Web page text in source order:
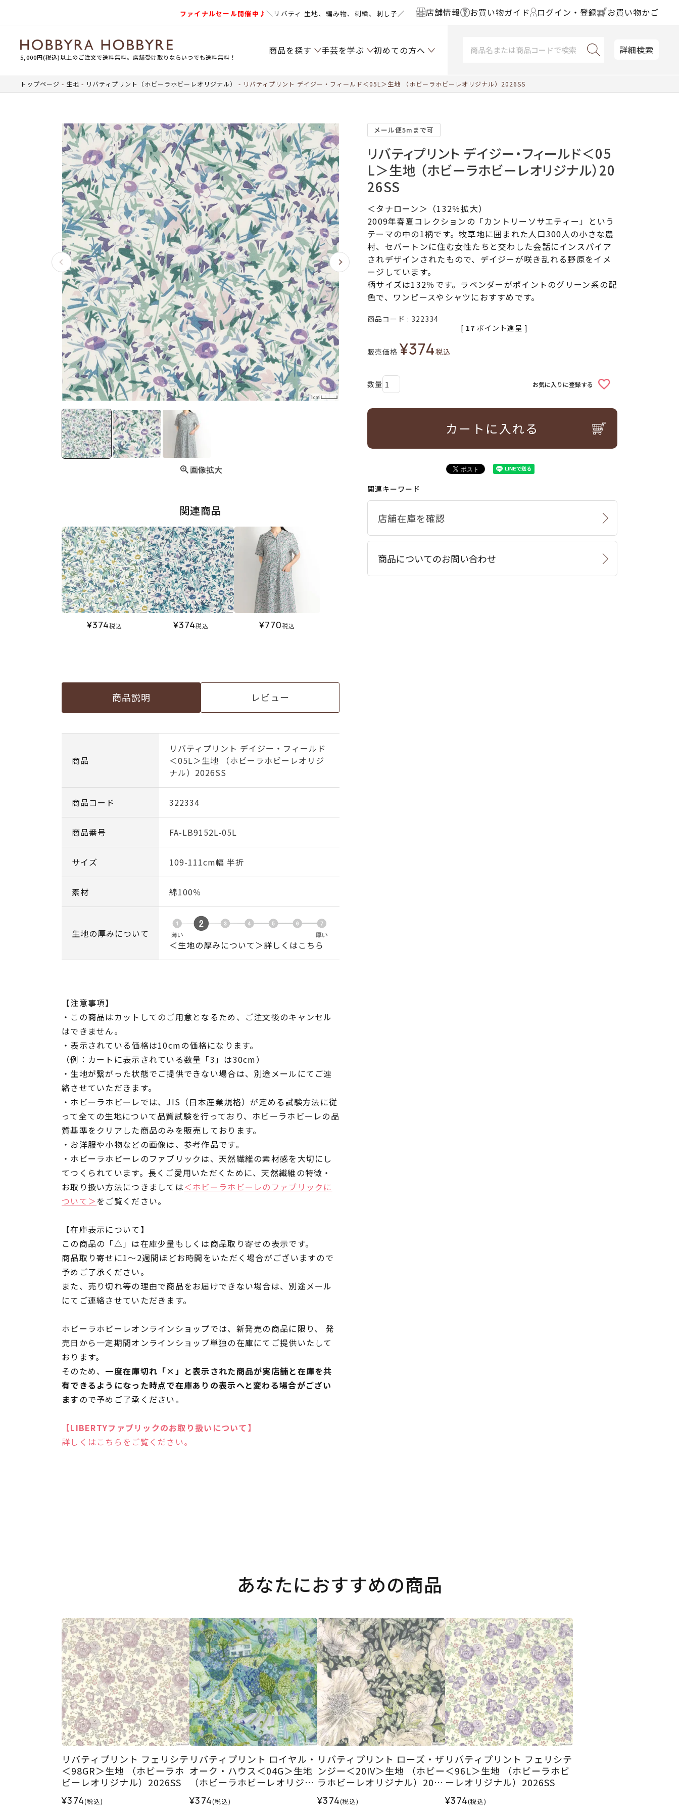
ファイナルセール開催中♪＼リバティ 生地、編み物、刺繍、刺し子／ 店舗情報 お買い物ガイド ログイン・登録 お買い物かご
5,000円(税込)以上のご注文で送料無料。店舗受け取りならいつでも送料無料！
商品を探す 手芸を学ぶ 初めての方へ 詳細検索
トップページ 生地 リバティプリント（ホビーラホビーレオリジナル） リバティプリント デイジー・フィールド＜05L＞生地 （ホビーラホビーレオリジナル）2026SS
画像拡大
関連商品
¥374税込 ¥374税込 ¥770税込
商品説明 レビュー
商品
リバティプリント デイジー・フィールド
＜05L＞生地 （ホビーラホビーレオリジ
ナル）2026SS
商品コード 322334
商品番号 FA-LB9152L-05L
サイズ 109-111cm幅 半折
素材 綿100％
生地の厚みについて
＜生地の厚みについて＞詳しくはこちら
【注意事項】
・この商品はカットしてのご用意となるため、ご注文後のキャンセル
はできません。
・表示されている価格は10cmの価格になります。
（例：カートに表示されている数量「3」は30cm）
・生地が繋がった状態でご提供できない場合は、別途メールにてご連
絡させていただきます。
・ホビーラホビーレでは、JIS（日本産業規格）が定める試験方法に従
って全ての生地について品質試験を行っており、ホビーラホビーレの品
質基準をクリアした商品のみを販売しております。
・お洋服や小物などの画像は、参考作品です。
・ホビーラホビーレのファブリックは、天然繊維の素材感を大切にし
てつくられています。長くご愛用いただくために、天然繊維の特徴・
お取り扱い方法につきましては＜ホビーラホビーレのファブリックに
ついて＞をご覧ください。
【在庫表示について】
この商品の「△」は在庫少量もしくは商品取り寄せの表示です。
商品取り寄せに1～2週間ほどお時間をいただく場合がございますので
予めご了承ください。
また、売り切れ等の理由で商品をお届けできない場合は、別途メール
にてご連絡させていただきます。
ホビーラホビーレオンラインショップでは、新発売の商品に限り、 発
売日から一定期間オンラインショップ単独の在庫にてご提供いたして
おります。
そのため、 一度在庫切れ「×」と表示された商品が実店舗と在庫を共
有できるようになった時点で在庫ありの表示へと変わる場合がござい
ますので予めご了承ください。
【LIBERTYファブリックのお取り扱いについて】
詳しくはこちらをご覧ください。
メール便5mまで可
リバティプリント デイジー・フィールド＜05
L＞生地 （ホビーラホビーレオリジナル）20
26SS
＜タナローン＞（132％拡大）
2009年春夏コレクションの「カントリーソサエティー」という
テーマの中の1柄です。牧草地に囲まれた人口300人の小さな農
村、セバートンに住む女性たちと交わした会話にインスパイア
されデザインされたもので、デイジーが咲き乱れる野原をイメ
ージしています。
柄サイズは132％です。ラベンダーがポイントのグリーン系の配
色で、ワンピースやシャツにおすすめです。
商品コード 322334
販売価格 ¥374税込
[ 17 ポイント進呈 ]
お気に入りに登録する
カートに入れる
関連キーワード
商品についてのお問い合わせ
あなたにおすすめの商品
リバティプリント フェリシテ
＜98GR＞生地 （ホビーラホ
ビーレオリジナル）2026SS
¥374(税込)
リバティプリント ロイヤル・
オーク・ハウス＜04G＞生地
（ホビーラホビーレオリジナ
¥374(税込)
リバティプリント ローズ・ザ
ンジー＜20IV＞生地 （ホビー
ラホビーレオリジナル）2026
¥374(税込)
リバティプリント フェリシテ
＜96L＞生地 （ホビーラホビ
ーレオリジナル）2026SS
¥374(税込)